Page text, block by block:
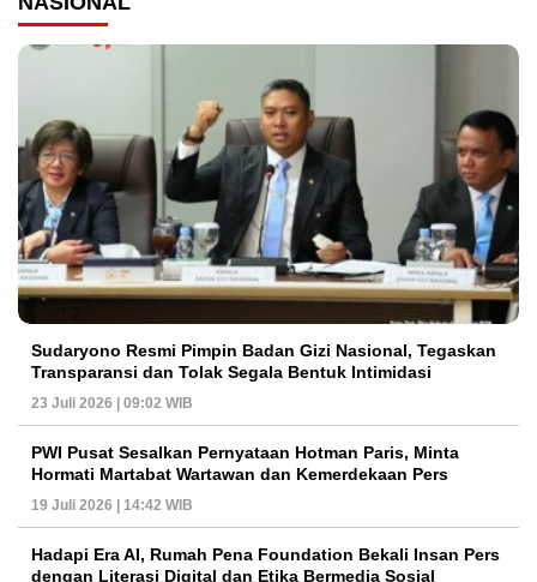
Sudaryono Resmi Pimpin Badan Gizi Nasional, Tegaskan
Transparansi dan Tolak Segala Bentuk Intimidasi
23 Juli 2026 | 09:02 WIB
PWI Pusat Sesalkan Pernyataan Hotman Paris, Minta
Hormati Martabat Wartawan dan Kemerdekaan Pers
19 Juli 2026 | 14:42 WIB
Hadapi Era AI, Rumah Pena Foundation Bekali Insan Pers
dengan Literasi Digital dan Etika Bermedia Sosial